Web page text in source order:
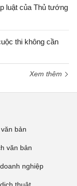
luật của Thủ tướng
thi không cần
Xem thêm
bản
văn bản
nghiệp